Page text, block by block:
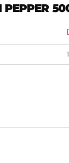
PEPPER